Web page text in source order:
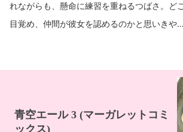
れながらも、懸命に練習を重ねるつばさ。ど
目覚め、仲間が彼女を認めるのかと思いきや